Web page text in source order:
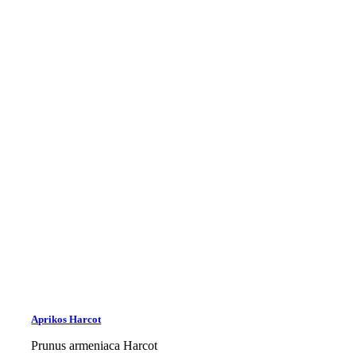
Aprikos Harcot
Prunus armeniaca Harcot